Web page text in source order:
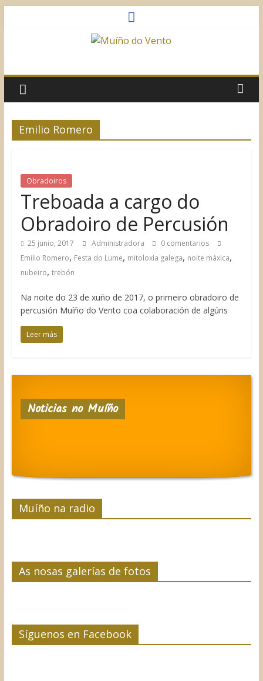
do
Vento
Emilio Romero
Obradoiros
Treboada a cargo do
Obradoiro de Percusión
25 junio, 2017 Administradora
0 comentarios
Emilio Romero, Festa do Lume, mitoloxía galega, noite máxica,
nubeiro, trebón
Na noite do 23 de xuño de 2017, o primeiro obradoiro de
percusión Muíño do Vento coa colaboración de algúns
Leer más
Noticias no Muíño
Muíño na radio
As nosas galerías de fotos
Síguenos en Facebook